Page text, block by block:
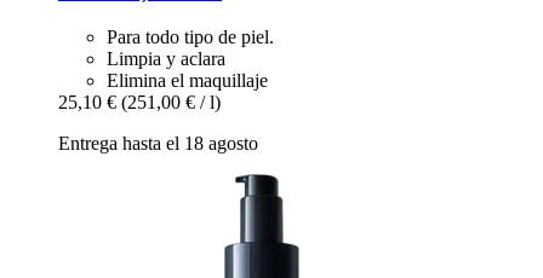
Para todo tipo de piel.
Limpia y aclara
Elimina el maquillaje
25,10 € (251,00 € / l)
Entrega hasta el 18 agosto